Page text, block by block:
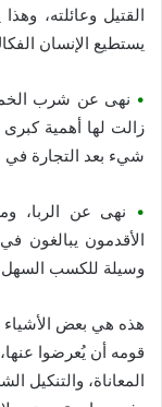
القتيل وعائلته،
يستطيع الإنسان
• نهى عن شرب
زالت لها أهمية
شيء بعد التجارة
•
نهى عن الربا،
الأقدمون يبالغون
وسيلة للكسب السهل
هذه هي بعض
قومه أن يُعرضوا
المعاناة،